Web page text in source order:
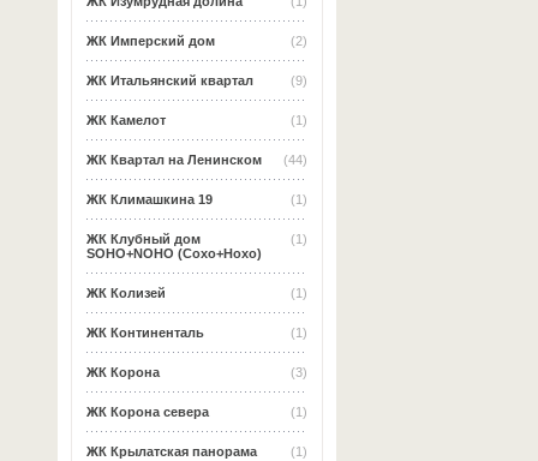
(2)
ЖК Имперский дом
(9)
ЖК Итальянский квартал
(1)
ЖК Камелот
(44)
ЖК Квартал на Ленинском
(1)
ЖК Климашкина 19
(1)
ЖК Клубный дом
SOHO+NOHO (Сохо+Нохо)
(1)
ЖК Колизей
(1)
ЖК Континенталь
(3)
ЖК Корона
(1)
ЖК Корона севера
(1)
ЖК Крылатская панорама